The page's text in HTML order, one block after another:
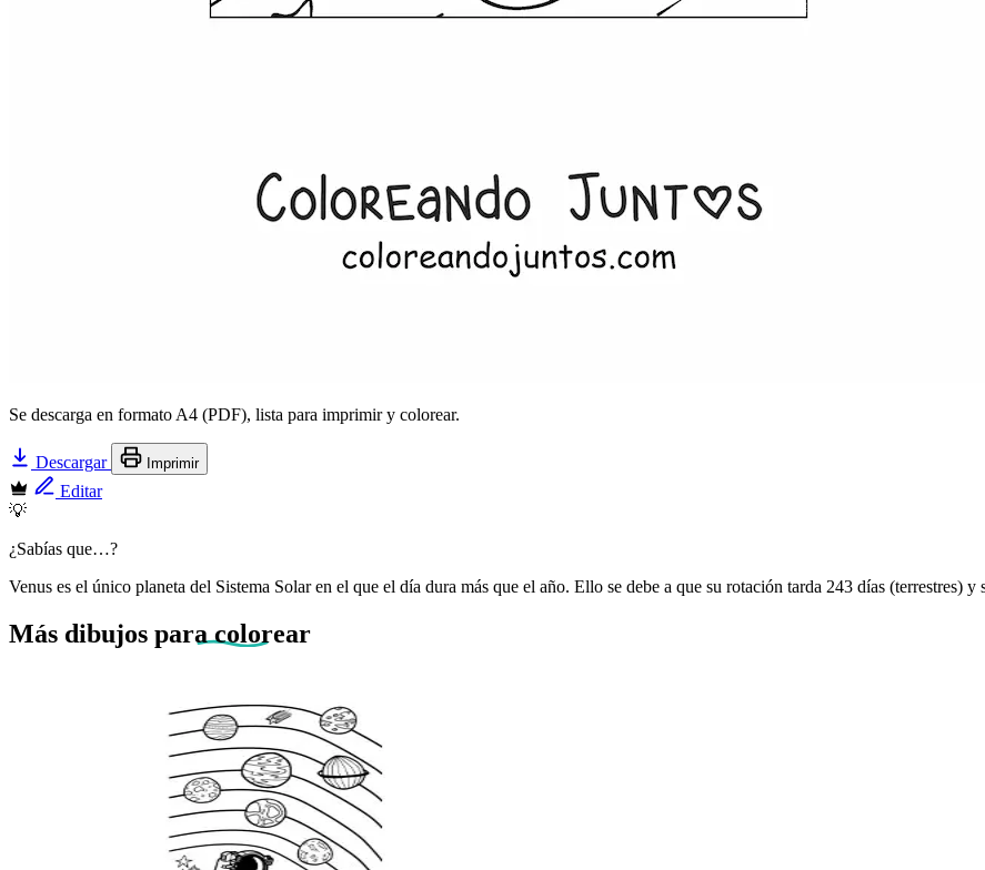
Se descarga en formato A4 (PDF), lista para imprimir y colorear.
Descargar Imprimir
Editar
💡
¿Sabías que…?
Venus es el único planeta del Sistema Solar en el que el día dura más que el año. Ello se debe a que su rotación tarda 243 días (terrestres)
Más dibujos para colorear